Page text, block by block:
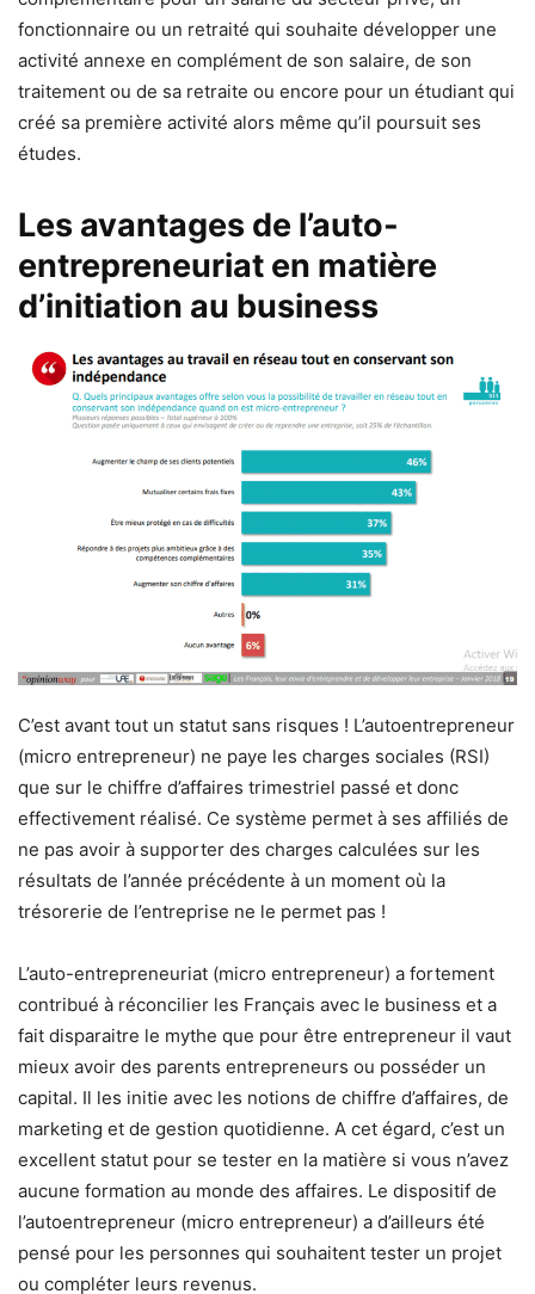
fonctionnaire ou un retraité qui souhaite développer une
activité annexe en complément de son salaire, de son
traitement ou de sa retraite ou encore pour un étudiant qui
créé sa première activité alors même qu’il poursuit ses
études.
Les avantages de l’auto-
entrepreneuriat en matière
d’initiation au business
C’est avant tout un statut sans risques ! L’autoentrepreneur
(micro entrepreneur) ne paye les charges sociales (RSI)
que sur le chiffre d’affaires trimestriel passé et donc
effectivement réalisé. Ce système permet à ses affiliés de
ne pas avoir à supporter des charges calculées sur les
résultats de l’année précédente à un moment où la
trésorerie de l’entreprise ne le permet pas !
L’auto-entrepreneuriat (micro entrepreneur) a fortement
contribué à réconcilier les Français avec le business et a
fait disparaitre le mythe que pour être entrepreneur il vaut
mieux avoir des parents entrepreneurs ou posséder un
capital. Il les initie avec les notions de chiffre d’affaires, de
marketing et de gestion quotidienne. A cet égard, c’est un
excellent statut pour se tester en la matière si vous n’avez
aucune formation au monde des affaires. Le dispositif de
l’autoentrepreneur (micro entrepreneur) a d’ailleurs été
pensé pour les personnes qui souhaitent tester un projet
ou compléter leurs revenus.